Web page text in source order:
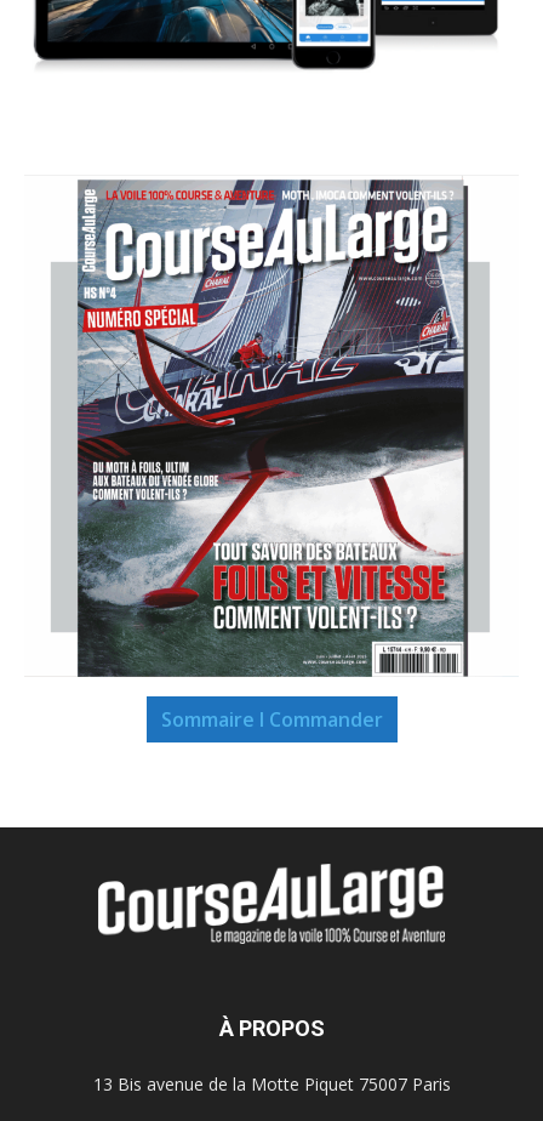
Sommaire I Commander
À PROPOS
13 Bis avenue de la Motte Piquet 75007 Paris